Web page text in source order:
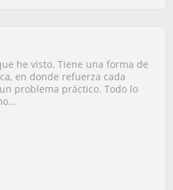
he visto. Tiene una forma de
en donde refuerza cada
problema práctico. Todo lo